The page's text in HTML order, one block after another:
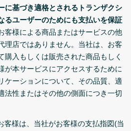
に基づき適格とされるトランザクシ
るユーザーのためにも支払いを保証
客様による商品またはサービスの他
理店ではありません。当社は、お客
購入もしくは販売された商品もしく
が本サービスにアクセスするために
ケーションについて、その品質、適
法性またはその他の側面につき一切
客様は、当社がお客様の支払指図(当